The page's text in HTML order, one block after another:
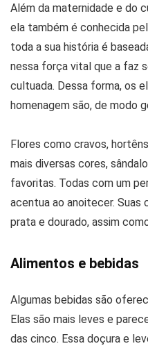
Além da maternidade e do
ela também é conhecida
toda a sua história é
nessa força vital que a faz
cultuada. Dessa forma, os
homenagem são, de modo
Flores como cravos,
mais diversas cores,
favoritas. Todas com um
acentua ao anoitecer. Suas
prata e dourado, assim
Alimentos e bebidas
Algumas bebidas são
Elas são mais leves e
das cinco. Essa doçura e